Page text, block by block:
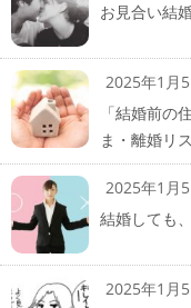
お見合い結
2025年1月
「結婚前の
ま・離婚リス
2025年1月
結婚しても
2025年1月